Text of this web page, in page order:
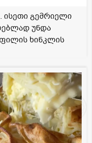
ისეთი გემრიელი
უნდა
ხინკლის